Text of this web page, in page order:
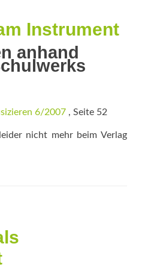
Instrument
anhand
6/2007 , Seite 52
nicht mehr beim Verlag